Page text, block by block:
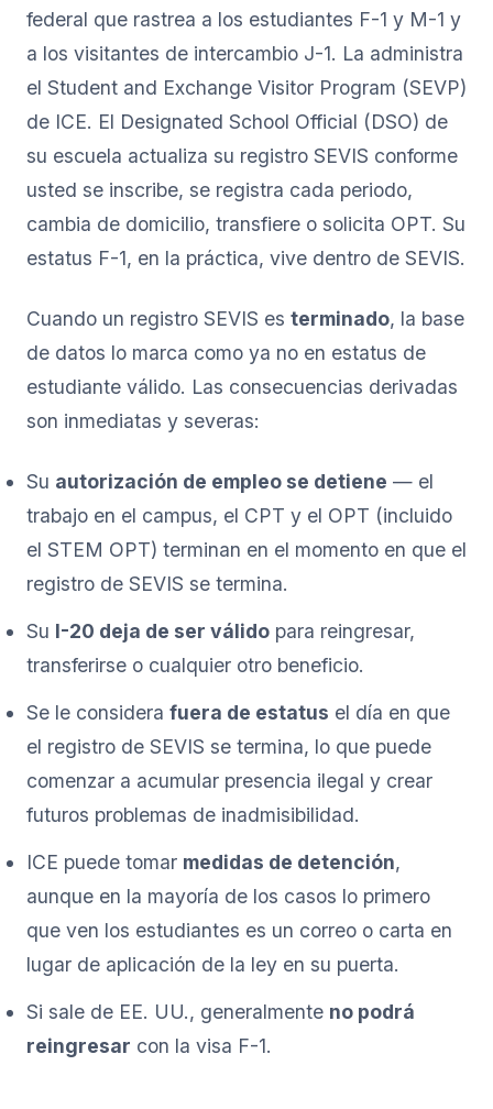
federal que rastrea a los estudiantes F-1 y M-1 y
a los visitantes de intercambio J-1. La administra
el Student and Exchange Visitor Program (SEVP)
de ICE. El Designated School Official (DSO) de
su escuela actualiza su registro SEVIS conforme
usted se inscribe, se registra cada periodo,
cambia de domicilio, transfiere o solicita OPT. Su
estatus F-1, en la práctica, vive dentro de SEVIS.
Cuando un registro SEVIS es terminado, la base
de datos lo marca como ya no en estatus de
estudiante válido. Las consecuencias derivadas
son inmediatas y severas:
Su autorización de empleo se detiene — el
trabajo en el campus, el CPT y el OPT (incluido
el STEM OPT) terminan en el momento en que el
registro de SEVIS se termina.
Su I-20 deja de ser válido para reingresar,
transferirse o cualquier otro beneficio.
Se le considera fuera de estatus el día en que
el registro de SEVIS se termina, lo que puede
comenzar a acumular presencia ilegal y crear
futuros problemas de inadmisibilidad.
ICE puede tomar medidas de detención,
aunque en la mayoría de los casos lo primero
que ven los estudiantes es un correo o carta en
lugar de aplicación de la ley en su puerta.
Si sale de EE. UU., generalmente no podrá
reingresar con la visa F-1.